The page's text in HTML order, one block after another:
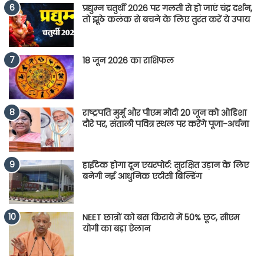
प्रद्युम्न चतुर्थी 2026 पर गलती से हो जाएं चंद्र दर्शन,
तो झूठे कलंक से बचने के लिए तुरंत करें ये उपाय
18 जून 2026 का राशिफल
राष्ट्रपति मुर्मू और पीएम मोदी 20 जून को ओडिशा
दौरे पर, संताली पवित्र स्थल पर करेंगे पूजा-अर्चना
हाईटेक होगा दून एयरपोर्ट: सुरक्षित उड़ान के लिए
बनेगी नई आधुनिक एटीसी बिल्डिंग
NEET छात्रों को बस किराये में 50% छूट, सीएम
योगी का बड़ा ऐलान